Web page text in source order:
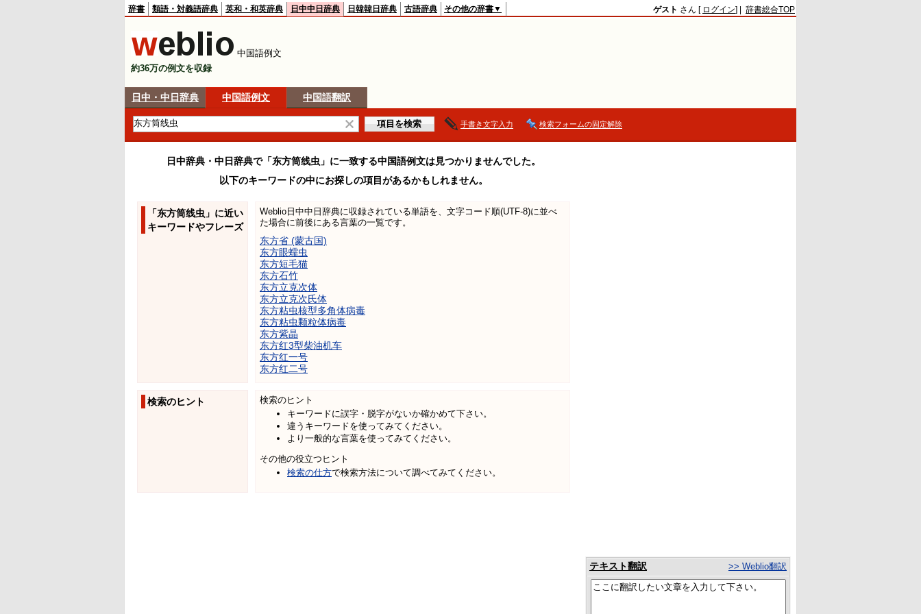
辞書 類語・対義語辞典 英和・和英辞典 日中中日辞典 日韓韓日辞典 古語辞典 その他の辞書▼ ゲスト さん [ ログイン] | 辞書総合TOP
中国語例文
約36万の例文を収録
日中・中日辞典 中国語例文 中国語翻訳
手書き文字入力 検索フォームの固定解除
日中辞典・中日辞典で「东方筒线虫」に一致する中国語例文は見つかりませんでした。
以下のキーワードの中にお探しの項目があるかもしれません。
「东方筒线虫」に近い
キーワードやフレーズ
Weblio日中中日辞典に収録されている単語を、文字コード順(UTF-8)に並べ
た場合に前後にある言葉の一覧です。
东方省 (蒙古国)
东方眼蠕虫
东方短毛猫
东方石竹
东方立克次体
东方立克次氏体
东方粘虫核型多角体病毒
东方粘虫颗粒体病毒
东方紫晶
东方红3型柴油机车
东方红一号
东方红二号
検索のヒント
検索のヒント
キーワードに誤字・脱字がないか確かめて下さい。
違うキーワードを使ってみてください。
より一般的な言葉を使ってみてください。
その他の役立つヒント
検索の仕方で検索方法について調べてみてください。
テキスト翻訳 >> Weblio翻訳